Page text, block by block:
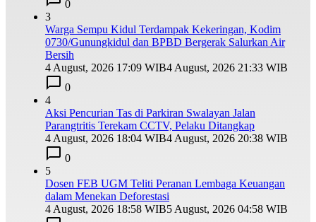
0
3
Warga Sempu Kidul Terdampak Kekeringan, Kodim
0730/Gunungkidul dan BPBD Bergerak Salurkan Air
Bersih
4 August, 2026 17:09 WIB4 August, 2026 21:33 WIB
0
4
Aksi Pencurian Tas di Parkiran Swalayan Jalan
Parangtritis Terekam CCTV, Pelaku Ditangkap
4 August, 2026 18:04 WIB4 August, 2026 20:38 WIB
0
5
Dosen FEB UGM Teliti Peranan Lembaga Keuangan
dalam Menekan Deforestasi
4 August, 2026 18:58 WIB5 August, 2026 04:58 WIB